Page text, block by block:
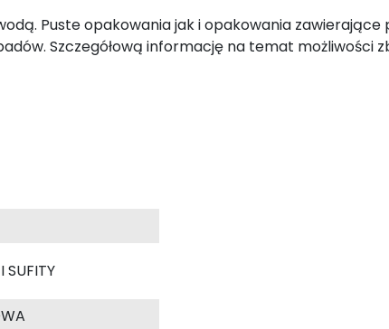
Puste opakowania jak i opakowania
Szczegółową informację na temat możliwości
SUFITY